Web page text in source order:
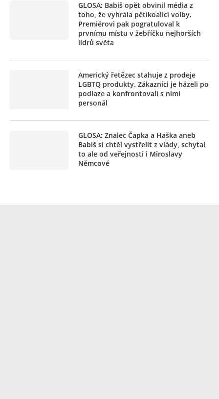
GLOSA: Babiš opět obvinil média z
toho, že vyhrála pětikoalici volby.
Premiérovi pak pogratuloval k
prvnímu místu v žebříčku nejhorších
lídrů světa
Americký řetězec stahuje z prodeje
LGBTQ produkty. Zákazníci je házeli po
podlaze a konfrontovali s nimi
personál
GLOSA: Znalec Čapka a Haška aneb
Babiš si chtěl vystřelit z vlády, schytal
to ale od veřejnosti i Miroslavy
Němcové